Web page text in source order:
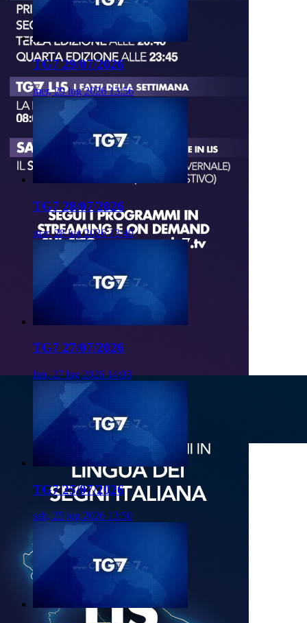
TG7 29/07/2026
mer, 29 lug 2026 13:56
TG7 28/07/2026
mar, 28 lug 2026 13:49
TG7 27/07/2026
lun, 27 lug 2026 14:03
TG7 25/07/2026
sab, 25 lug 2026 13:50